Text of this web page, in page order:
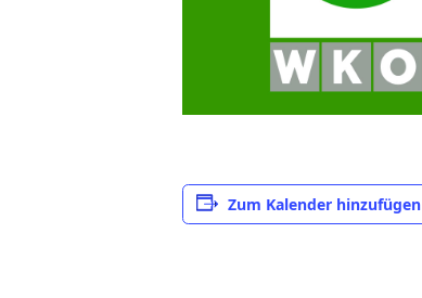
Zum Kalender hinzufügen